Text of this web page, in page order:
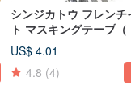
シンジカトウ フレンチ
ト マスキングテープ（
ワールド KS-MT-10018
US$ 4.01
4.8 (4)